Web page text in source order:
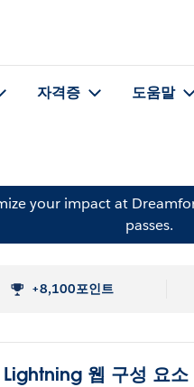
자격증 도움말
your impact at
passes.
+8,100포인트
Lightning 웹 구성 요소